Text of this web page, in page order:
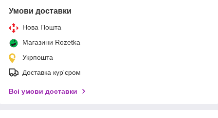
Умови доставки
Нова Пошта
Магазини Rozetka
Укрпошта
Доставка кур'єром
Всі умови доставки